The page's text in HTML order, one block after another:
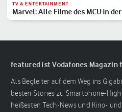
TV & ENTERTAINMENT
Marvel: Alle Filme des MCU in
Reihenfolge
featured ist Vodafones
Als Begleiter auf dem Weg ins
besten Stories zu Smartphone-
heißesten Tech-News und Kino-